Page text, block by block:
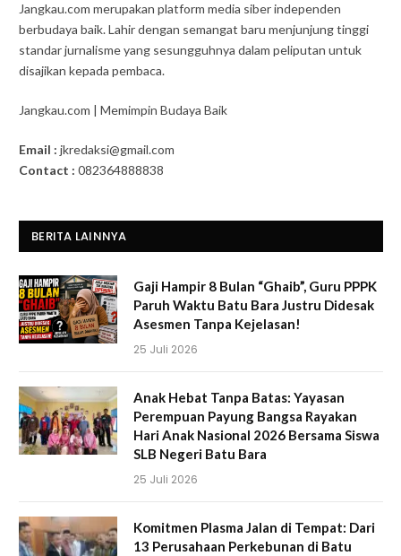
Jangkau.com merupakan platform media siber independen
berbudaya baik. Lahir dengan semangat baru menjunjung tinggi
standar jurnalisme yang sesungguhnya dalam peliputan untuk
disajikan kepada pembaca.
Jangkau.com | Memimpin Budaya Baik
Email : jkredaksi@gmail.com
Contact : 082364888838
BERITA LAINNYA
Gaji Hampir 8 Bulan “Ghaib”, Guru PPPK
Paruh Waktu Batu Bara Justru Didesak
Asesmen Tanpa Kejelasan!
25 Juli 2026
Anak Hebat Tanpa Batas: Yayasan
Perempuan Payung Bangsa Rayakan
Hari Anak Nasional 2026 Bersama Siswa
SLB Negeri Batu Bara
25 Juli 2026
Komitmen Plasma Jalan di Tempat: Dari
13 Perusahaan Perkebunan di Batu